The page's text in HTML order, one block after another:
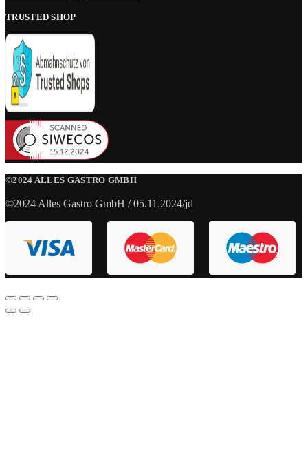
TRUSTED SHOP
©2024 ALLES GASTRO GMBH
©2024 Alles Gastro GmbH / 05.11.2024/jd